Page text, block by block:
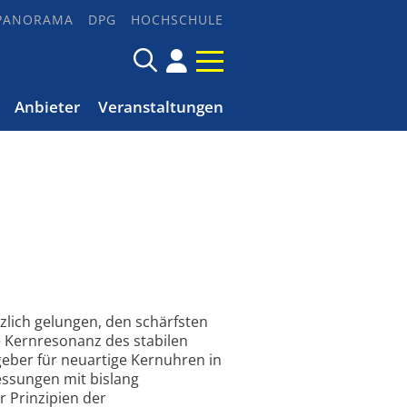
DPG HOCHSCHULE
Anbieter Veranstaltungen
gelungen, den schärfsten
des stabilen
für neuartige Kernuhren in
mit bislang
Prinzipien der